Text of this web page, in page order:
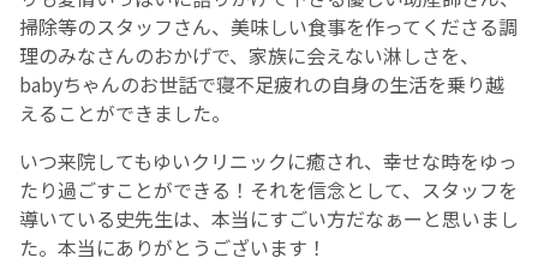
掃除等のスタッフさん、美味しい食事を作ってくださる調
理のみなさんのおかげで、家族に会えない淋しさを、
babyちゃんのお世話で寝不足疲れの自身の生活を乗り越
えることができました。
いつ来院してもゆいクリニックに癒され、幸せな時をゆっ
たり過ごすことができる！それを信念として、スタッフを
導いている史先生は、本当にすごい方だなぁーと思いまし
た。本当にありがとうございます！